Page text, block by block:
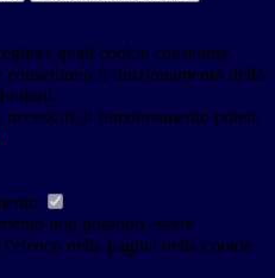
quali cookie consentire.
il funzionamento della
al funzionamento potete
.
non possono essere
nella pagina della cookie